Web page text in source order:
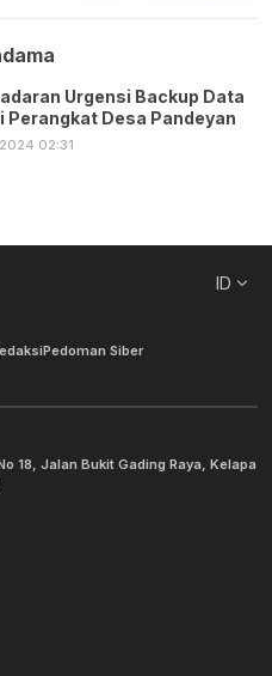
Urgensi Backup Data
Perangkat Desa Pandeyan
02:31
ID
Pedoman Siber
18, Jalan Bukit Gading Raya, Kelapa